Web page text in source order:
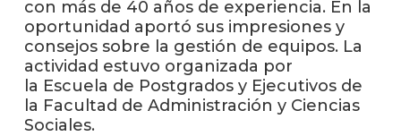
Blog
con más de 40 años de experiencia. En la
oportunidad aportó sus impresiones y
consejos sobre la gestión de equipos. La
actividad estuvo organizada por
la Escuela de Postgrados y Ejecutivos de
la Facultad de Administración y Ciencias
Sociales.